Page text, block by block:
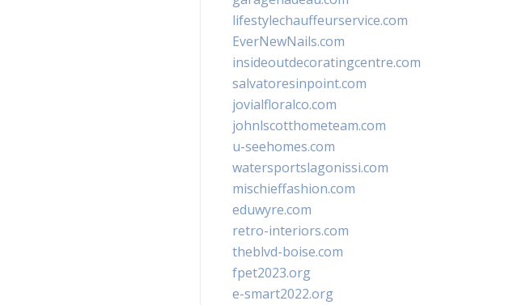
lifestylechauffeurservice.com
EverNewNails.com
insideoutdecoratingcentre.com
salvatoresinpoint.com
jovialfloralco.com
johnlscotthometeam.com
u-seehomes.com
watersportslagonissi.com
mischieffashion.com
eduwyre.com
retro-interiors.com
theblvd-boise.com
fpet2023.org
e-smart2022.org